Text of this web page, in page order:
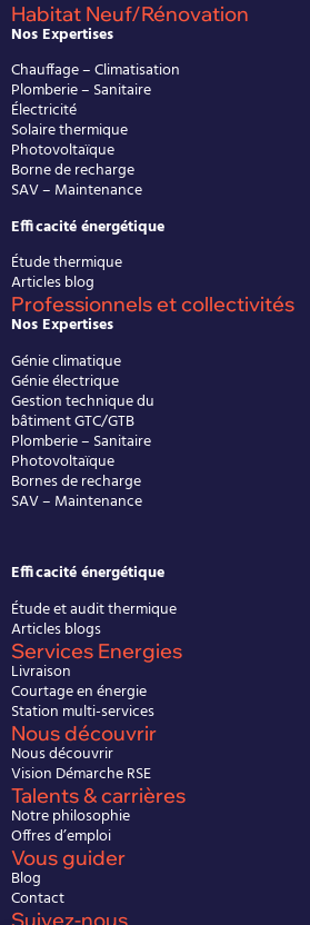
Habitat Neuf/Rénovation
Nos Expertises
Chauffage – Climatisation
Plomberie – Sanitaire
Électricité
Solaire thermique
Photovoltaïque
Borne de recharge
SAV – Maintenance
Efficacité énergétique
Étude thermique
Articles blog
Professionnels et collectivités
Nos Expertises
Génie climatique
Génie électrique
Gestion technique du
bâtiment GTC/GTB
Plomberie – Sanitaire
Photovoltaïque
Bornes de recharge
SAV – Maintenance
Efficacité énergétique
Étude et audit thermique
Articles blogs
Services Energies
Livraison
Courtage en énergie
Station multi-services
Nous découvrir
Nous découvrir
Vision Démarche RSE
Talents & carrières
Notre philosophie
Offres d’emploi
Vous guider
Blog
Contact
Suivez-nous